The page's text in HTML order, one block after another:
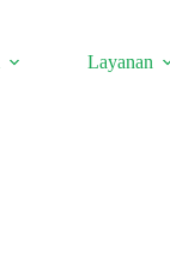
Layanan